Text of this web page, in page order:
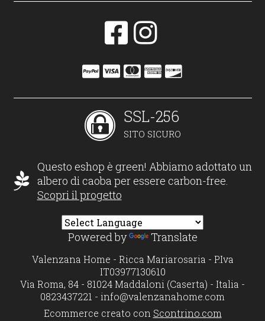
SSL-256
SITO SICURO
Questo eshop è green! Abbiamo adottato un
albero di caoba per essere carbon-free.
Scopri il progetto
Powered by Translate
Valenzana Home - Ricca Mariarosaria - P.Iva
IT03977130610
Via Roma, 84 - 81024 Maddaloni (Caserta) - Italia -
0823437221 - info@valenzanahome.com
Ecommerce creato con Scontrino.com